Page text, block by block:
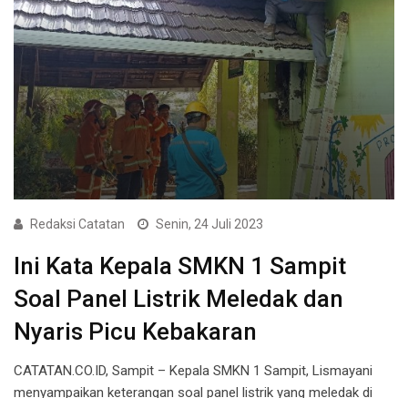
Redaksi Catatan Senin, 24 Juli 2023
Ini Kata Kepala SMKN 1 Sampit
Soal Panel Listrik Meledak dan
Nyaris Picu Kebakaran
CATATAN.CO.ID, Sampit – Kepala SMKN 1 Sampit, Lismayani
menyampaikan keterangan soal panel listrik yang meledak di